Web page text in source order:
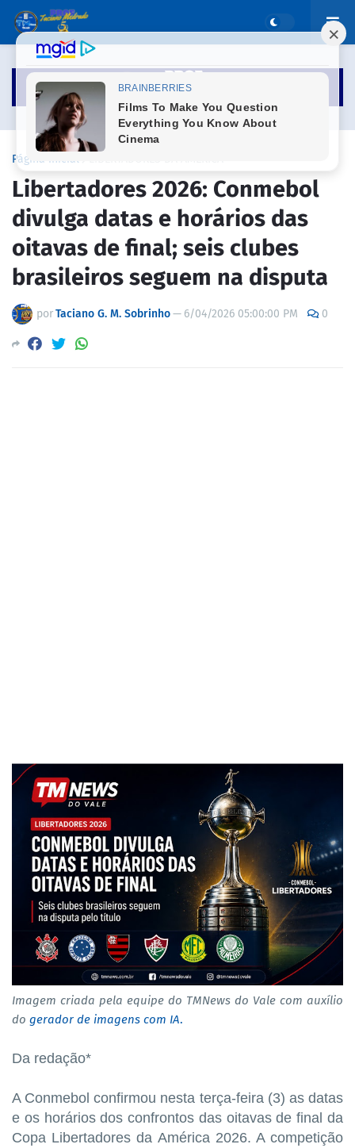
Página inicial
Libertadores 2026: Conmebol
divulga datas e horários das
oitavas de final; seis clubes
brasileiros seguem na disputa
porTaciano G. M. Sobrinho— 6/04/2026 05:00:00 PM 0
Imagem criada pela equipe do TMNews do Vale com auxílio
do gerador de imagens com IA.
Da redação*
A Conmebol confirmou nesta terça-feira (3) as datas
e os horários dos confrontos das oitavas de final da
Copa Libertadores da América 2026. A competição